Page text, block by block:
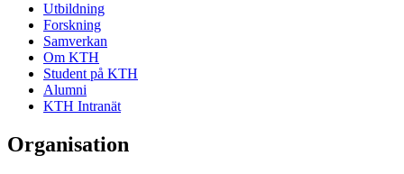
Utbildning
Forskning
Samverkan
Om KTH
Student på KTH
Alumni
KTH Intranät
Organisation